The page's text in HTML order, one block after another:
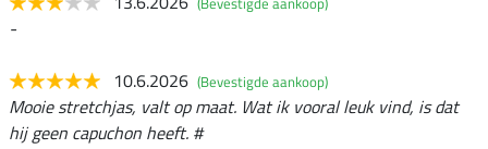
-
10.6.2026 (Bevestigde aankoop)
Mooie stretchjas, valt op maat. Wat ik vooral leuk vind, is dat
hij geen capuchon heeft. #